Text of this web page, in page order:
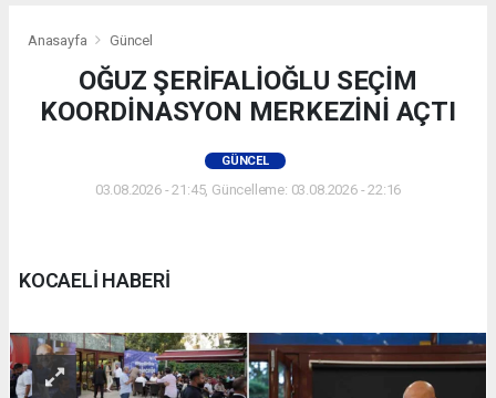
Anasayfa Güncel
OĞUZ ŞERİFALİOĞLU SEÇİM
KOORDİNASYON MERKEZİNİ AÇTI
GÜNCEL
03.08.2026 - 21:45, Güncelleme: 03.08.2026 - 22:16
KOCAELİ HABERİ